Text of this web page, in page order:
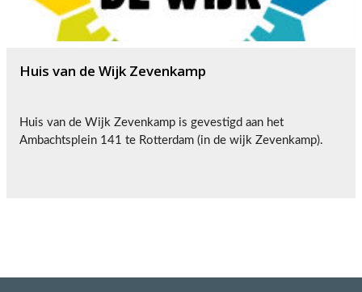
Huis van de Wijk Zevenkamp
Huis van de Wijk Zevenkamp is gevestigd aan het
Ambachtsplein 141 te Rotterdam (in de wijk Zevenkamp).